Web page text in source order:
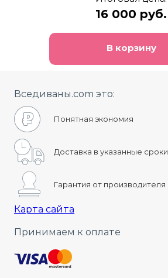
16 000 руб.
В корзину
Карта сайта
Принимаем к оплате
Вседиваны.com это:
Понятная экономия
Доставка в указанные сроки
Гарантия от производителя